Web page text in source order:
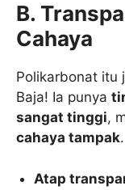
B.
Cahaya
Polikarbonat itu
Baja! Ia punya
sangat tinggi,
cahaya tampak
Atap